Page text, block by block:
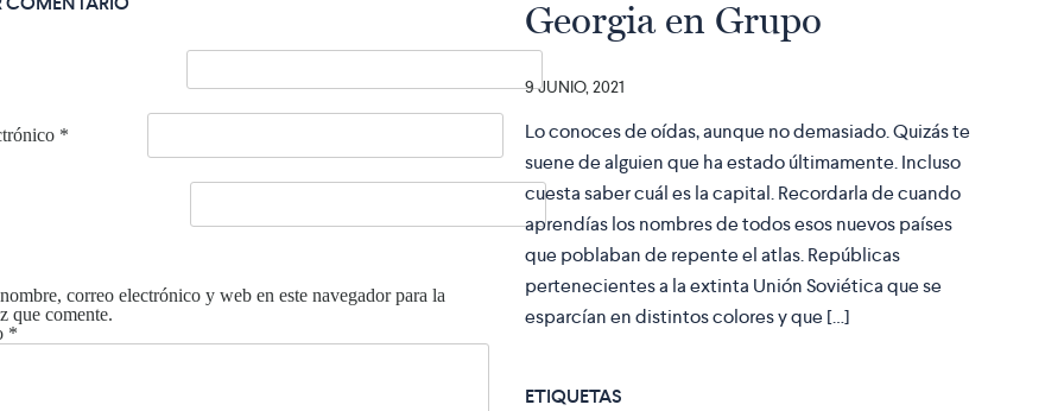
*
correo electrónico y web en este navegador para la
que comente.
*
Georgia en Grupo
9 JUNIO, 2021
Lo conoces de oídas, aunque no demasiado. Quizás te
suene de alguien que ha estado últimamente. Incluso
cuesta saber cuál es la capital. Recordarla de cuando
aprendías los nombres de todos esos nuevos países
que poblaban de repente el atlas. Repúblicas
pertenecientes a la extinta Unión Soviética que se
esparcían en distintos colores y que […]
ETIQUETAS